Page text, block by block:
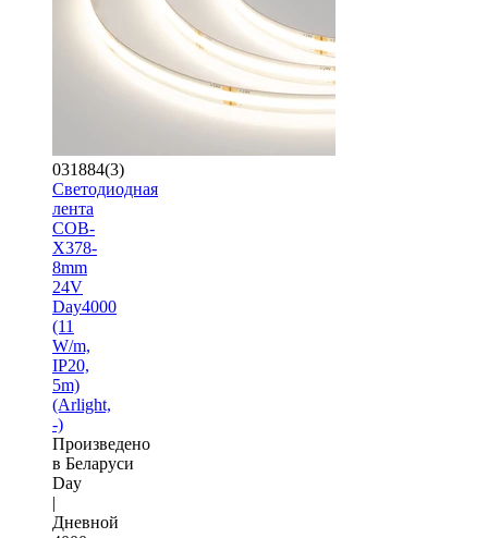
031884(3)
Светодиодная
лента
COB-
X378-
8mm
24V
Day4000
(11
W/m,
IP20,
5m)
(Arlight,
-)
Произведено
в Беларуси
Day
|
Дневной